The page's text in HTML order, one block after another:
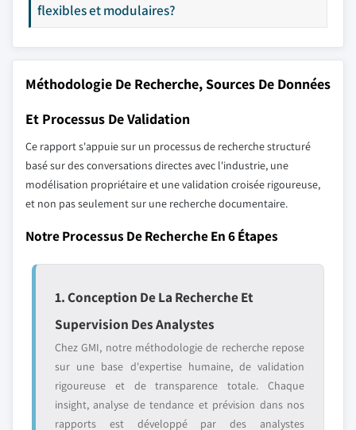
flexibles et modulaires?
Méthodologie De Recherche, Sources De Données
Et Processus De Validation
Ce rapport s'appuie sur un processus de recherche structuré
basé sur des conversations directes avec l'industrie, une
modélisation propriétaire et une validation croisée rigoureuse,
et non pas seulement sur une recherche documentaire.
Notre Processus De Recherche En 6 Étapes
1. Conception De La Recherche Et
Supervision Des Analystes
Chez GMI, notre méthodologie de recherche repose
sur une base d'expertise humaine, de validation
rigoureuse et de transparence totale. Chaque
insight, analyse de tendance et prévision dans nos
rapports est développé par des analystes